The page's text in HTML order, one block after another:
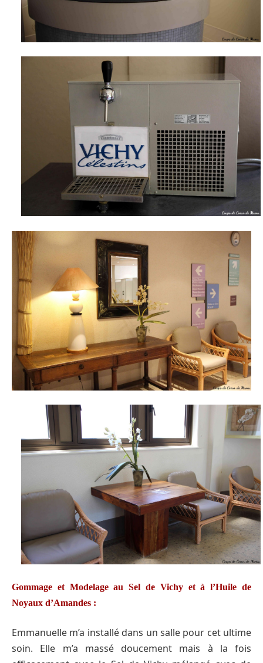
Gommage et Modelage au Sel de Vichy et à l’Huile de
Noyaux d’Amandes :
Emmanuelle m’a installé dans un salle pour cet ultime
soin. Elle m’a massé doucement mais à la fois